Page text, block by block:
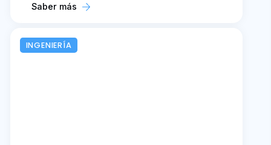
Saber más
INGENIERÍA